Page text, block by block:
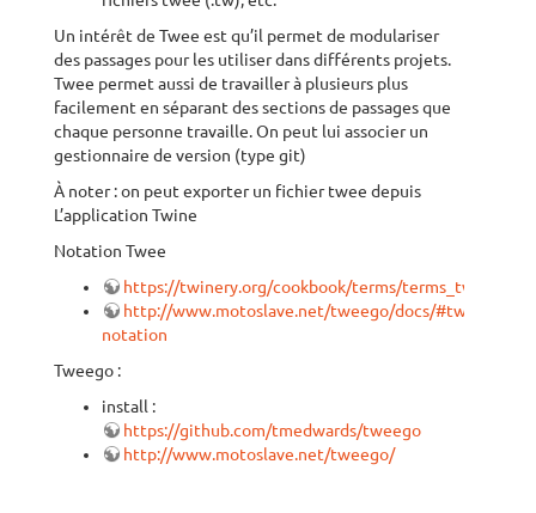
Un intérêt de Twee est qu’il permet de modulariser
des passages pour les utiliser dans différents projets.
Twee permet aussi de travailler à plusieurs plus
facilement en séparant des sections de passages que
chaque personne travaille. On peut lui associer un
gestionnaire de version (type git)
À noter : on peut exporter un fichier twee depuis
L’application Twine
Notation Twee
https://twinery.org/cookbook/terms/terms_twee.html
http://www.motoslave.net/tweego/docs/#twee-
notation
Tweego :
install :
https://github.com/tmedwards/tweego
http://www.motoslave.net/tweego/